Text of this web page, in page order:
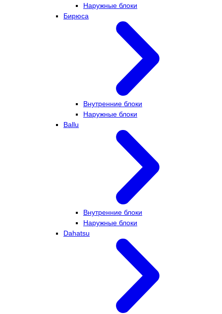
Наружные блоки
Бирюса
Внутренние блоки
Наружные блоки
Ballu
Внутренние блоки
Наружные блоки
Dahatsu